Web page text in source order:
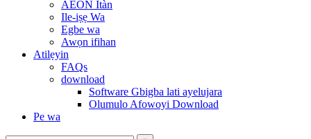
AEON Ìtàn
Ile-iṣẹ Wa
Egbe wa
Awọn ifihan
Atilẹyin
FAQs
download
Software Gbigba lati ayelujara
Olumulo Afowoyi Download
Pe wa